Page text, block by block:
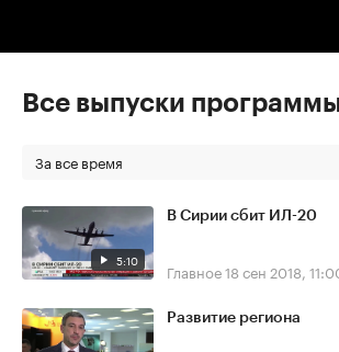
Все выпуски
За все время
5:10
В Сирии сбит ИЛ-20
Главное18 сен 2018,
Развитие региона